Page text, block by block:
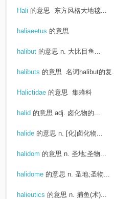
Hali 的意思 东方风格大地毯...
haliaeetus 的意思
halibut 的意思 n. 大比目鱼...
halibuts 的意思 名词halibut的复
Halictidae 的意思 集蜂科
halid 的意思 adj. 卤化物的...
halide 的意思 n. [化]卤化物...
halidom 的意思 n. 圣地;圣物...
halidome 的意思 n. 圣地;圣物...
halieutics 的意思 n. 捕鱼(术)...